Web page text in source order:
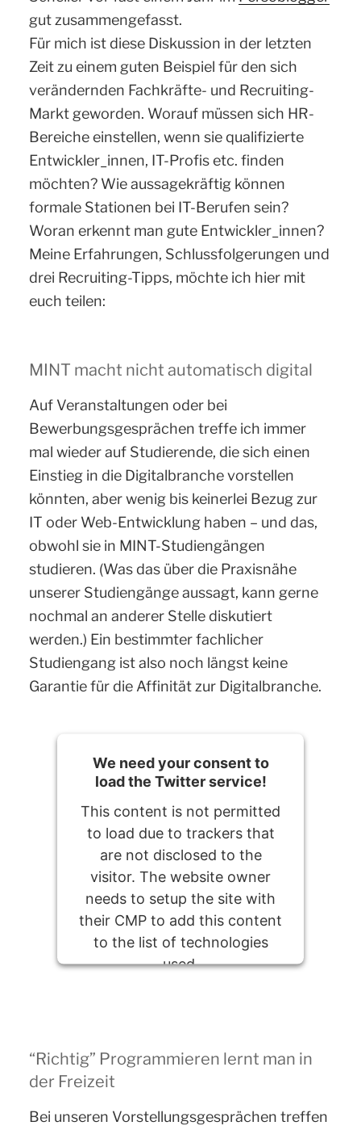
gut zusammengefasst.
Für mich ist diese Diskussion in der letzten
Zeit zu einem guten Beispiel für den sich
verändernden Fachkräfte- und Recruiting-
Markt geworden. Worauf müssen sich HR-
Bereiche einstellen, wenn sie qualifizierte
Entwickler_innen, IT-Profis etc. finden
möchten? Wie aussagekräftig können
formale Stationen bei IT-Berufen sein?
Woran erkennt man gute Entwickler_innen?
Meine Erfahrungen, Schlussfolgerungen und
drei Recruiting-Tipps, möchte ich hier mit
euch teilen:
MINT macht nicht automatisch digital
Auf Veranstaltungen oder bei
Bewerbungsgesprächen treffe ich immer
mal wieder auf Studierende, die sich einen
Einstieg in die Digitalbranche vorstellen
könnten, aber wenig bis keinerlei Bezug zur
IT oder Web-Entwicklung haben – und das,
obwohl sie in MINT-Studiengängen
studieren. (Was das über die Praxisnähe
unserer Studiengänge aussagt, kann gerne
nochmal an anderer Stelle diskutiert
werden.) Ein bestimmter fachlicher
Studiengang ist also noch längst keine
Garantie für die Affinität zur Digitalbranche.
We need your consent to
load the Twitter service!
This content is not permitted
to load due to trackers that
are not disclosed to the
visitor. The website owner
needs to setup the site with
their CMP to add this content
to the list of technologies
used.
“Richtig” Programmieren lernt man in
der Freizeit
Bei unseren Vorstellungsgesprächen treffen